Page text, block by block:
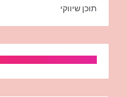
תוכן שיווקי